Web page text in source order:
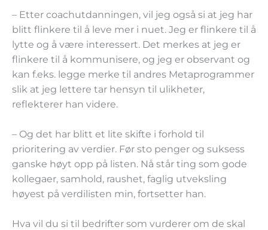
– Etter coachutdanningen, vil jeg også si at jeg har
blitt flinkere til å leve mer i nuet. Jeg er flinkere til å
lytte og å være interessert. Det merkes at jeg er
flinkere til å kommunisere, og jeg er observant og
kan f.eks. legge merke til andres Metaprogrammer
slik at jeg lettere tar hensyn til ulikheter,
reflekterer han videre.
– Og det har blitt et lite skifte i forhold til
prioritering av verdier. Før sto penger og suksess
ganske høyt opp på listen. Nå står ting som gode
kollegaer, samhold, raushet, faglig utveksling
høyest på verdilisten min, fortsetter han.
Hva vil du si til bedrifter som vurderer om de skal